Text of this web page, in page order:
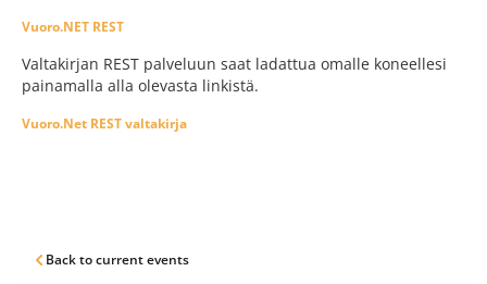
Vuoro.NET REST
Valtakirjan REST palveluun saat ladattua omalle koneellesi
painamalla alla olevasta linkistä.
Vuoro.Net REST valtakirja
Back to current events